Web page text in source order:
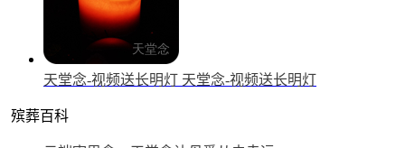
天堂念-视频送长明灯 天堂念-视频送长明灯
殡葬百科